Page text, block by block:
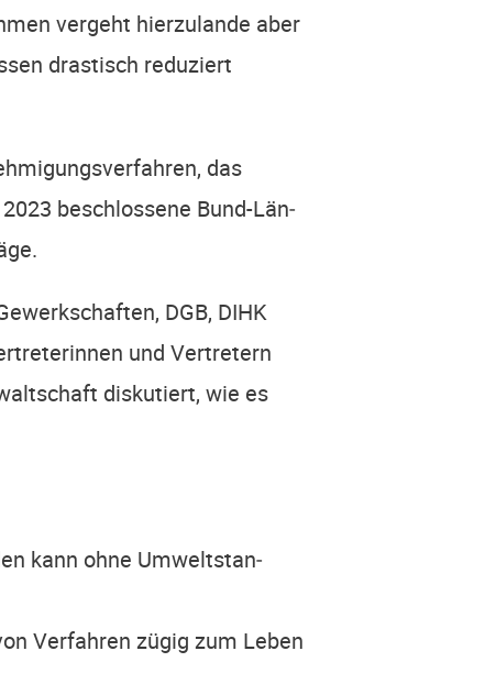
ver­geht hier­zu­lan­de aber
dras­tisch redu­ziert
das
beschlos­se­ne Bund-Län­­­
DGB, DIHK
und Ver­tre­tern
dis­ku­tie­rt, wie es
kann ohne Umwelt­stan­
Ver­fah­ren zügig zum Leben